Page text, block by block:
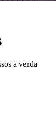
à venda